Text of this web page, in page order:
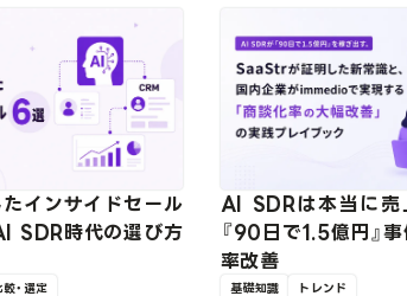
インサイドセール
SDR時代の選び方
・選定
AI SDRは本当に売
『90日で1.5億円』
率改善
基礎知識 トレンド